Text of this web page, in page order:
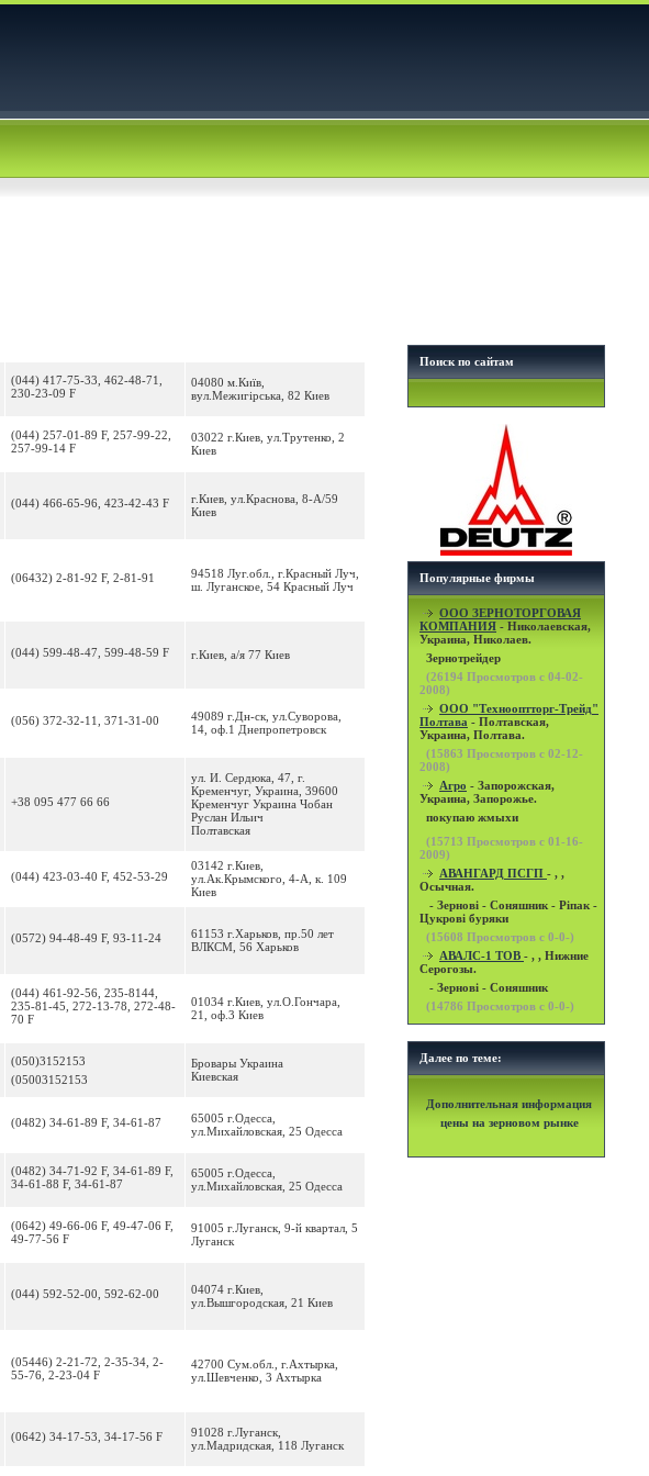
(044) 417-75-33, 462-48-71,
230-23-09 F
04080 м.Київ,
вул.Межигірська, 82 Киев
(044) 257-01-89 F, 257-99-22,
257-99-14 F
03022 г.Киев, ул.Трутенко, 2
Киев
(044) 466-65-96, 423-42-43 F
г.Киев, ул.Краснова, 8-А/59
Киев
(06432) 2-81-92 F, 2-81-91
94518 Луг.обл., г.Красный Луч,
ш. Луганское, 54 Красный Луч
(044) 599-48-47, 599-48-59 F г.Киев, а/я 77 Киев
(056) 372-32-11, 371-31-00
49089 г.Дн-ск, ул.Суворова,
14, оф.1 Днепропетровск
+38 095 477 66 66
ул. И. Сердюка, 47, г.
Кременчуг, Украина, 39600
Кременчуг Украина Чобан
Руслан Ильич
Полтавская
(044) 423-03-40 F, 452-53-29
03142 г.Киев,
ул.Ак.Крымского, 4-А, к. 109
Киев
(0572) 94-48-49 F, 93-11-24
61153 г.Харьков, пр.50 лет
ВЛКСМ, 56 Харьков
(044) 461-92-56, 235-8144,
235-81-45, 272-13-78, 272-48-
70 F
01034 г.Киев, ул.О.Гончара,
21, оф.3 Киев
(050)3152153
(05003152153
Бровары Украина
Киевская
(0482) 34-61-89 F, 34-61-87
65005 г.Одесса,
ул.Михайловская, 25 Одесса
(0482) 34-71-92 F, 34-61-89 F,
34-61-88 F, 34-61-87
65005 г.Одесса,
ул.Михайловская, 25 Одесса
(0642) 49-66-06 F, 49-47-06 F,
49-77-56 F
91005 г.Луганск, 9-й квартал, 5
Луганск
(044) 592-52-00, 592-62-00
04074 г.Киев,
ул.Вышгородская, 21 Киев
(05446) 2-21-72, 2-35-34, 2-
55-76, 2-23-04 F
42700 Сум.обл., г.Ахтырка,
ул.Шевченко, 3 Ахтырка
(0642) 34-17-53, 34-17-56 F
91028 г.Луганск,
ул.Мадридская, 118 Луганск
Поиск по сайтам
Популярные фирмы
OOO ЗЕРНОТОРГОВАЯ
КОМПАНИЯ - Николаевская,
Украина, Николаев.
Зернотрейдер
(26194 Просмотров с 04-02-
2008)
ООО "Технооптторг-Трейд"
Полтава - Полтавская,
Украина, Полтава.
(15863 Просмотров с 02-12-
2008)
Агро - Запорожская,
Украина, Запорожье.
покупаю жмыхи
(15713 Просмотров с 01-16-
2009)
АВАНГАРД ПСГП - , ,
Осычная.
- Зернові - Соняшник - Ріпак -
Цукрові буряки
(15608 Просмотров с 0-0-)
АВАЛС-1 ТОВ - , , Нижние
Серогозы.
- Зернові - Соняшник
(14786 Просмотров с 0-0-)
Далее по теме:
Дополнительная информация
цены на зерновом рынке